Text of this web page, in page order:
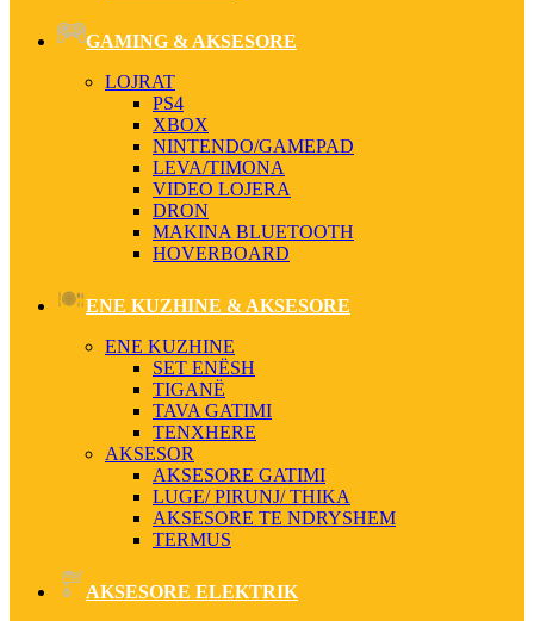
GAMING & AKSESORE
LOJRAT
PS4
XBOX
NINTENDO/GAMEPAD
LEVA/TIMONA
VIDEO LOJERA
DRON
MAKINA BLUETOOTH
HOVERBOARD
ENE KUZHINE & AKSESORE
ENE KUZHINE
SET ENËSH
TIGANË
TAVA GATIMI
TENXHERE
AKSESOR
AKSESORE GATIMI
LUGE/ PIRUNJ/ THIKA
AKSESORE TE NDRYSHEM
TERMUS
AKSESORE ELEKTRIK